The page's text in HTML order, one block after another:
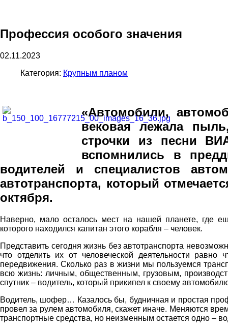
Профессия особого значения
02.11.2023
Категория: Крупным планом
«Автомобили,
вековая лежала
строчки из песни
вспомнились в
водителей и специалистов
автотранспорта, который
октября.
Наверно, мало осталось мест на нашей планете, где
которого находился капитан этого корабля – человек.
Представить сегодня жизнь без автотранспорта
что отделить их от человеческой деятельности
передвижения. Сколько раз в жизни мы пользуемся
всю жизнь: личным, общественным, грузовым,
спутник – водитель, который прикипел к своему
Водитель, шофер… Казалось бы, будничная и простая
провел за рулем автомобиля, скажет иначе. Меняются
транспортные средства, но неизменным остается одно –